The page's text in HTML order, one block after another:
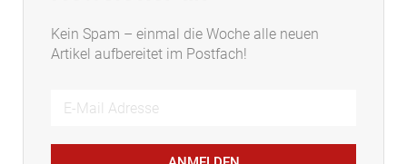
Kein Spam – einmal die Woche alle neuen
Artikel aufbereitet im Postfach!